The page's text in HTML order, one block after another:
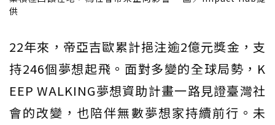
供
22年來，帝亞吉歐累計挹注逾2億元獎金，支
持246個夢想起飛。面對多變的全球局勢，K
EEP WALKING夢想資助計畫一路見證臺灣社
會的改變，也陪伴無數夢想家持續前行。未